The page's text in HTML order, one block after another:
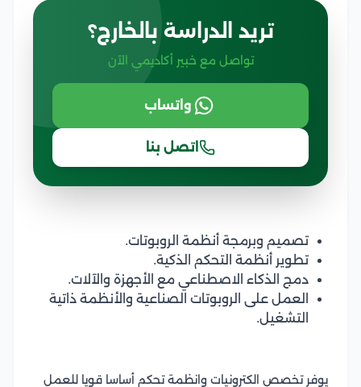
تريد الدراسة بالخارج؟
تواصل مع خبير أكاديمي الآن
واتساب
اتصل بنا
تصميم وبرمجة أنظمة الروبوتات.
تطوير أنظمة التحكم الذكية.
دمج الذكاء الاصطناعي مع الأجهزة والآلات.
العمل على الروبوتات الصناعية والأنظمة ذاتية
التشغيل.
يوفر تخصص الكترونيات وانظمة تحكم أساسا قويا للعمل